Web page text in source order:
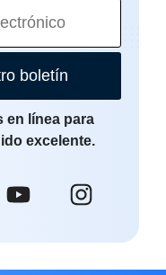
boletín
en línea para
excelente.